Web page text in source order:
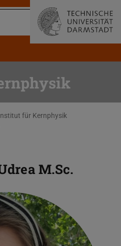
für Kernphysik
M.Sc.